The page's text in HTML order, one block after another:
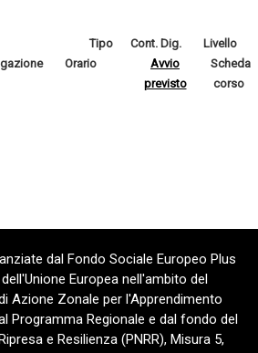
Tipo Cont. Dig.
Livello
Orario
Avvio
previsto
Scheda
corso
dal Fondo Sociale Europeo Plus
Europea nell'ambito del
Azione Zonale per l'Apprendimento
Programma Regionale e dal fondo del
e Resilienza (PNRR), Misura 5,